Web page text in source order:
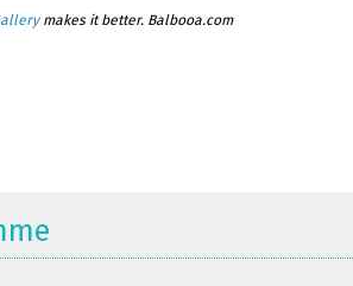
makes it better. Balbooa.com